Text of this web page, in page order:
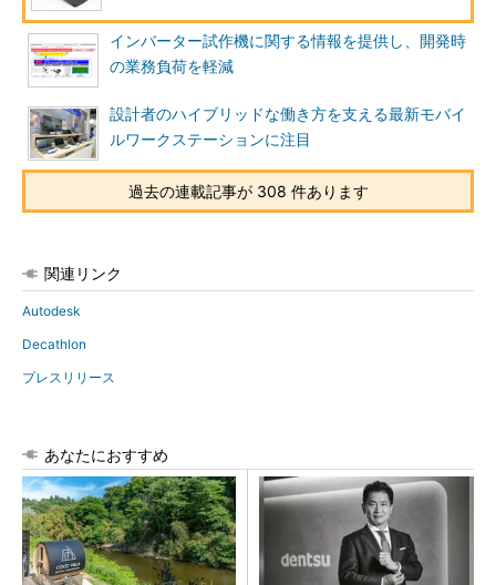
インバーター試作機に関する情報を提供し、開発時
の業務負荷を軽減
設計者のハイブリッドな働き方を支える最新モバイ
ルワークステーションに注目
過去の連載記事が 308 件あります
関連リンク
Autodesk
Decathlon
プレスリリース
あなたにおすすめ